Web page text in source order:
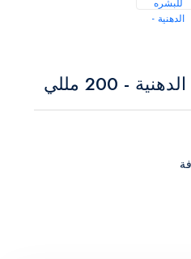
- 200 مللي